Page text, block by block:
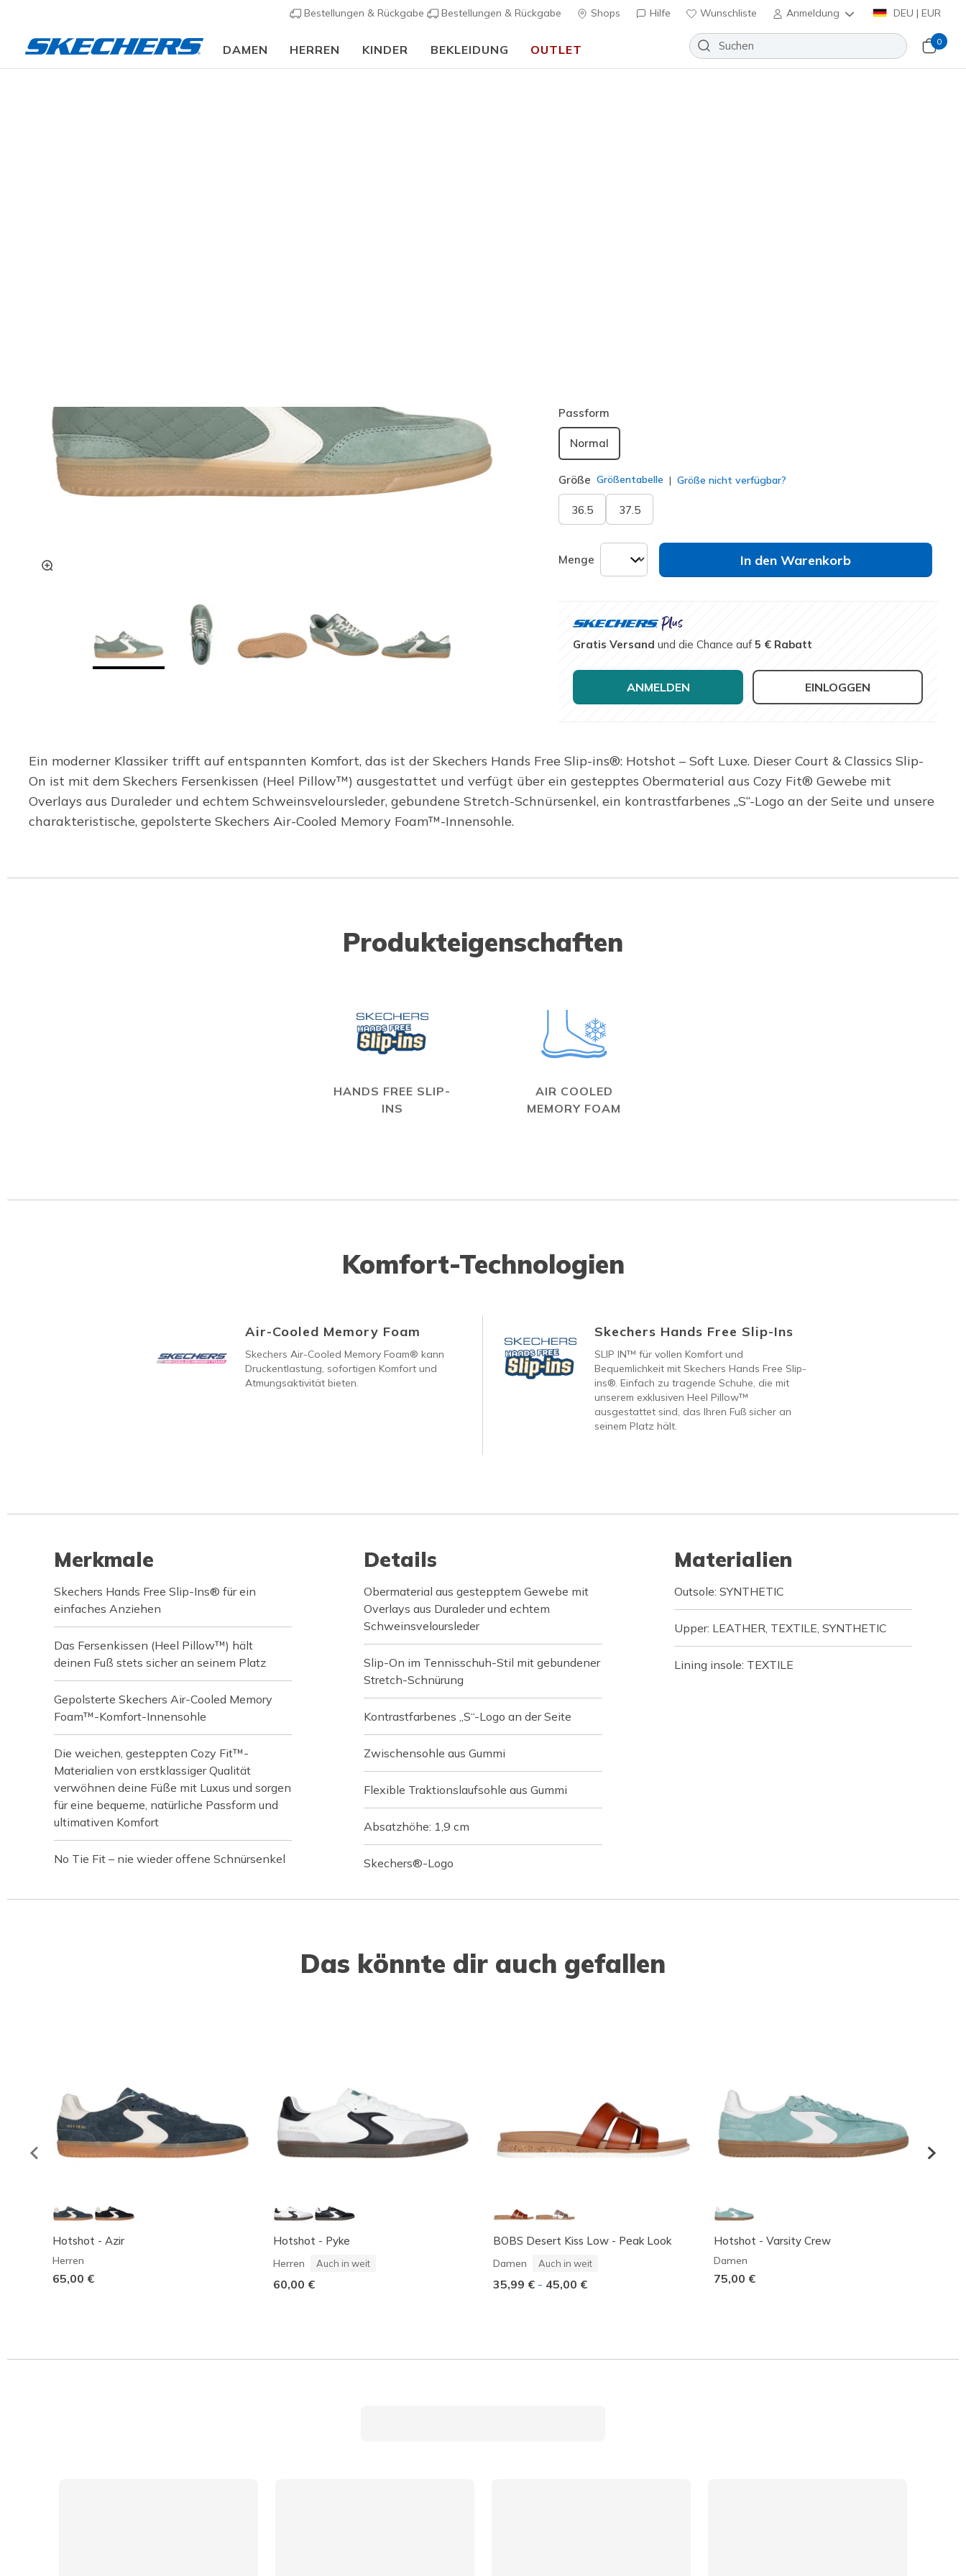
Bestellungen & Rückgabe Bestellungen & Rückgabe Shops Hilfe Wunschliste Anmeldung DEU | EUR
DAMEN HERREN KINDER BEKLEIDUNG OUTLET
0
Passform
Normal
Größe Größentabelle Größe nicht verfügbar?
36.5 37.5
Menge In den Warenkorb
Gratis Versand und die Chance auf5 € Rabatt
ANMELDEN EINLOGGEN
Ein moderner Klassiker trifft auf entspannten Komfort, das ist der Skechers Hands Free Slip-ins®: Hotshot – Soft Luxe. Dieser Court & Classics Slip-
On ist mit dem Skechers Fersenkissen (Heel Pillow™) ausgestattet und verfügt über ein gestepptes Obermaterial aus Cozy Fit® Gewebe mit
Overlays aus Duraleder und echtem Schweinsveloursleder, gebundene Stretch-Schnürsenkel, ein kontrastfarbenes „S“-Logo an der Seite und unsere
charakteristische, gepolsterte Skechers Air-Cooled Memory Foam™-Innensohle.
Produkteigenschaften
HANDS FREE SLIP-
INS
AIR COOLED
MEMORY FOAM
Komfort-Technologien
Air-Cooled Memory Foam
Skechers Air-Cooled Memory Foam® kann
Druckentlastung, sofortigen Komfort und
Atmungsaktivität bieten.
Skechers Hands Free Slip-Ins
SLIP IN™ für vollen Komfort und
Bequemlichkeit mit Skechers Hands Free Slip-
ins®. Einfach zu tragende Schuhe, die mit
unserem exklusiven Heel Pillow™
ausgestattet sind, das Ihren Fuß sicher an
seinem Platz hält.
Merkmale
Skechers Hands Free Slip-Ins® für ein
einfaches Anziehen
Das Fersenkissen (Heel Pillow™) hält
deinen Fuß stets sicher an seinem Platz
Gepolsterte Skechers Air-Cooled Memory
Foam™-Komfort-Innensohle
Die weichen, gesteppten Cozy Fit™-
Materialien von erstklassiger Qualität
verwöhnen deine Füße mit Luxus und sorgen
für eine bequeme, natürliche Passform und
ultimativen Komfort
No Tie Fit – nie wieder offene Schnürsenkel
Details
Obermaterial aus gestepptem Gewebe mit
Overlays aus Duraleder und echtem
Schweinsveloursleder
Slip-On im Tennisschuh-Stil mit gebundener
Stretch-Schnürung
Kontrastfarbenes „S“-Logo an der Seite
Zwischensohle aus Gummi
Flexible Traktionslaufsohle aus Gummi
Absatzhöhe: 1,9 cm
Skechers®-Logo
Materialien
Outsole: SYNTHETIC
Upper: LEATHER, TEXTILE, SYNTHETIC
Lining insole: TEXTILE
Das könnte dir auch gefallen
Hotshot - Azir
Herren
65,00 €
Hotshot - Pyke
Herren Auch in weit
60,00 €
BOBS Desert Kiss Low - Peak Look
Damen Auch in weit
35,99 € - 45,00 €
Hotshot - Varsity Crew
Damen
75,00 €